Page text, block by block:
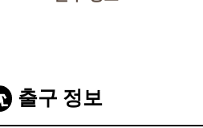
출구 정보